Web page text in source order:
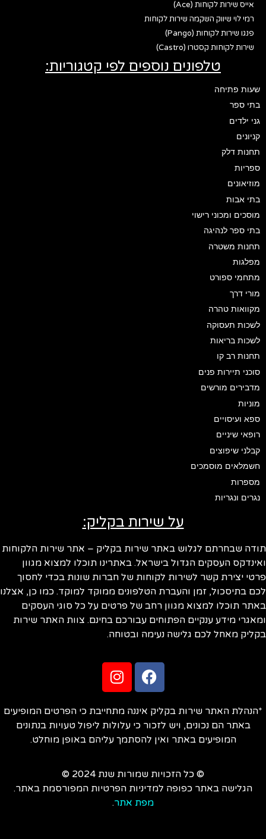
אייס שירות לקוחות (Ace)
רמי לוי שיווק השקמה שירות לקוחות
פנגו שירות לקוחות (Pango)
שירות לקוחות קסטרו (Castro)
טלפונים נוספים לפי קטגוריות:
שעות פתיחה
בתי ספר
גני ילדים
קניונים
תחנות דלק
ספריות
מוזיאונים
בתי אבות
מוסכים ומכוני רישוי
בתי ספר לנהיגה
תחנות משטרה
מפלגות
מתחמי ספורט
מורי דרך
מקוואות טהרה
לשכות תעסוקה
לשכות בריאות
תחנות רב קו
סוכני תיירות פנים
מדבירים מורשים
מוניות
ספא ועיסויים
רופאי שיניים
קבלני שיפוצים
חשמלאים מוסמכים
מספרות
נגרים ונגריות
על שירות בקליק:
שבחרתם לגלוש באתר שירות בקליק – אתר שירות הלקוחות
העסקים הגדול בישראל. באתרינו תוכלו למצוא מגוון
יצירת קשר לשירות לקוחות של חברות שונות בכדי לחסוך
בתיסכול, זמן והעברת הטלפונים ממוקד למוקד. כמו כן, אצלנו
תוכלו למצוא מגוון רחב של פרטים על כל סוגי העסקים
מידע ענקיים הפתוחים עבורכם בחינם. צוות האתר שירות
מאחל לכם גלישה נעימה ובטוחה.
האתר שירות בקליק איננה מתחייבת כי הפרטים המופיעים
באתר הם נכונים, ויש לזכור כי עלולות ליפול טעויות בנתונים
המופיעים באתר ואין להסתמך עליהם באופן מוחלט.
© כל הזכויות שמורות שנת 2024 ©
הגלישה באתר כפופה למדיניות הפרטיות המפורסמת באתר.
מפת אתר.